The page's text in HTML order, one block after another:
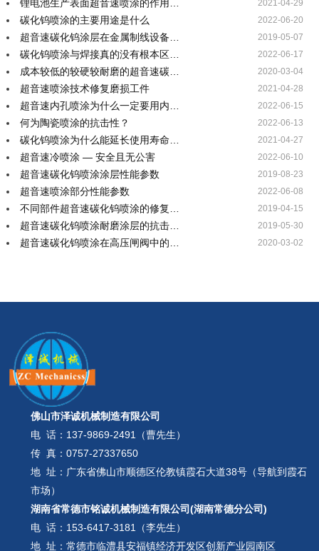
锂电池生产表面超音速喷涂的作用… 2021-04-29
碳化钨喷涂的主要用途是什么 2022-06-20
超音速碳化钨涂层在金属制线设备… 2019-05-07
碳化钨喷涂与焊接真的没有根本区… 2022-06-17
成本较低的较硬较耐磨的超音速碳… 2020-03-04
超音速喷涂技术修复磨损工件 2021-04-28
超音速内孔喷涂为什么一定要用内… 2022-06-15
何为陶瓷喷涂的抗击性？ 2022-06-13
碳化钨喷涂为什么能延长使用寿命… 2021-04-27
超音速冷喷涂 — 安全且无公害 2022-06-10
超音速碳化钨喷涂涂层性能参数 2019-08-23
超音速喷涂部分性能参数 2022-06-08
不同部件超音速碳化钨喷涂的修复… 2019-04-15
超音速碳化钨喷涂耐磨涂层的抗击… 2019-05-30
超音速碳化钨喷涂在高压闸阀中的… 2020-03-02
佛山市泽诚机械制造有限公司
电 话： 137-9869-2491（曹先生）
传 真：0757-27337650
地 址：广东省佛山市顺德区伦教镇霞石大道38号（导航到霞石
市场）
湖南省常德市铭诚机械制造有限公司(湖南常德分公司)
电 话： 153-6417-3181（李先生）
地 址：常德市临澧县安福镇经济开发区创新产业园南区